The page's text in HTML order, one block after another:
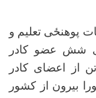
سال 1387 در چوکات پوهنځی تعلیم و
شش عضو کادر
از اعضای کادر
بیرون از کشور